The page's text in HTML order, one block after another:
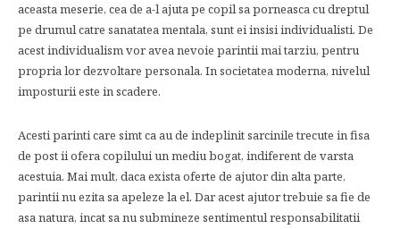
aceasta meserie, cea de a-l ajuta pe copil sa porneasca cu dreptul
pe drumul catre sanatatea mentala, sunt ei insisi individualisti. De
acest individualism vor avea nevoie parintii mai tarziu, pentru
propria lor dezvoltare personala. In societatea moderna, nivelul
imposturii este in scadere.
Acesti parinti care simt ca au de indeplinit sarcinile trecute in fisa
de post ii ofera copilului un mediu bogat, indiferent de varsta
acestuia. Mai mult, daca exista oferte de ajutor din alta parte,
parintii nu ezita sa apeleze la el. Dar acest ajutor trebuie sa fie de
asa natura, incat sa nu submineze sentimentul responsabilitatii